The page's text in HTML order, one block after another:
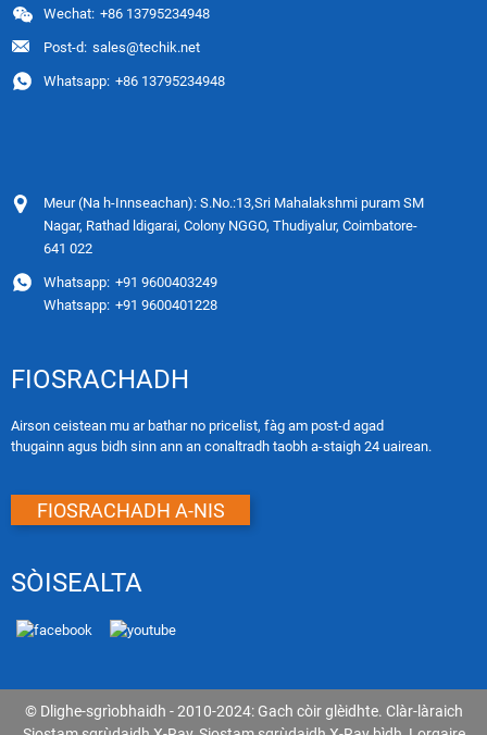
Wechat: +86 13795234948
Post-d: sales@techik.net
Whatsapp: +86 13795234948
Meur (Na h-Innseachan): S.No.:13,Sri Mahalakshmi puram SM
Nagar, Rathad ldigarai, Colony NGGO, Thudiyalur, Coimbatore-
641 022
Whatsapp: +91 9600403249
Whatsapp: +91 9600401228
FIOSRACHADH
Airson ceistean mu ar bathar no pricelist, fàg am post-d agad
thugainn agus bidh sinn ann an conaltradh taobh a-staigh 24 uairean.
FIOSRACHADH A-NIS
SÒISEALTA
© Dlighe-sgrìobhaidh - 2010-2024: Gach còir glèidhte. Clàr-làraich